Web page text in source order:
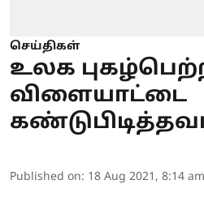
செய்திகள்
உலக
விளையாட்டை
Published on: 18 Aug 2021, 8:14 am